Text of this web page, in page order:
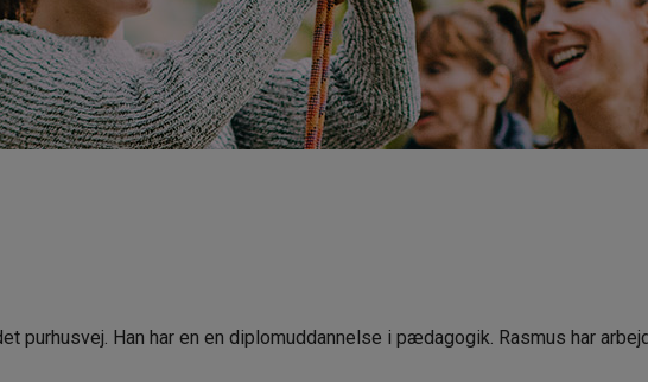
purhusvej. Han har en en diplomuddannelse i pædagogik. Rasmus har